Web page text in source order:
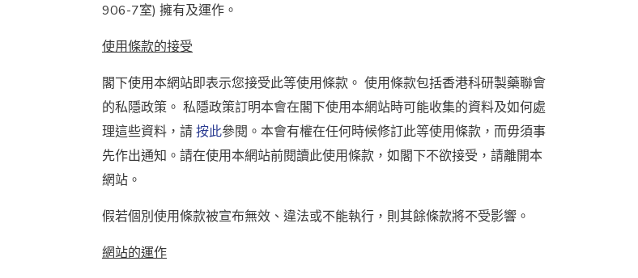
906-7室) 擁有及運作。
使用條款的接受
閣下使用本網站即表示您接受此等使用條款。 使用條款包括香港科研製藥聯會
的私隱政策。 私隱政策訂明本會在閣下使用本網站時可能收集的資料及如何處
理這些資料，請按此參閱。本會有權在任何時候修訂此等使用條款，而毋須事
先作出通知。請在使用本網站前閱讀此使用條款，如閣下不欲接受，請離開本
網站。
假若個別使用條款被宣布無效、違法或不能執行，則其餘條款將不受影響。
網站的運作